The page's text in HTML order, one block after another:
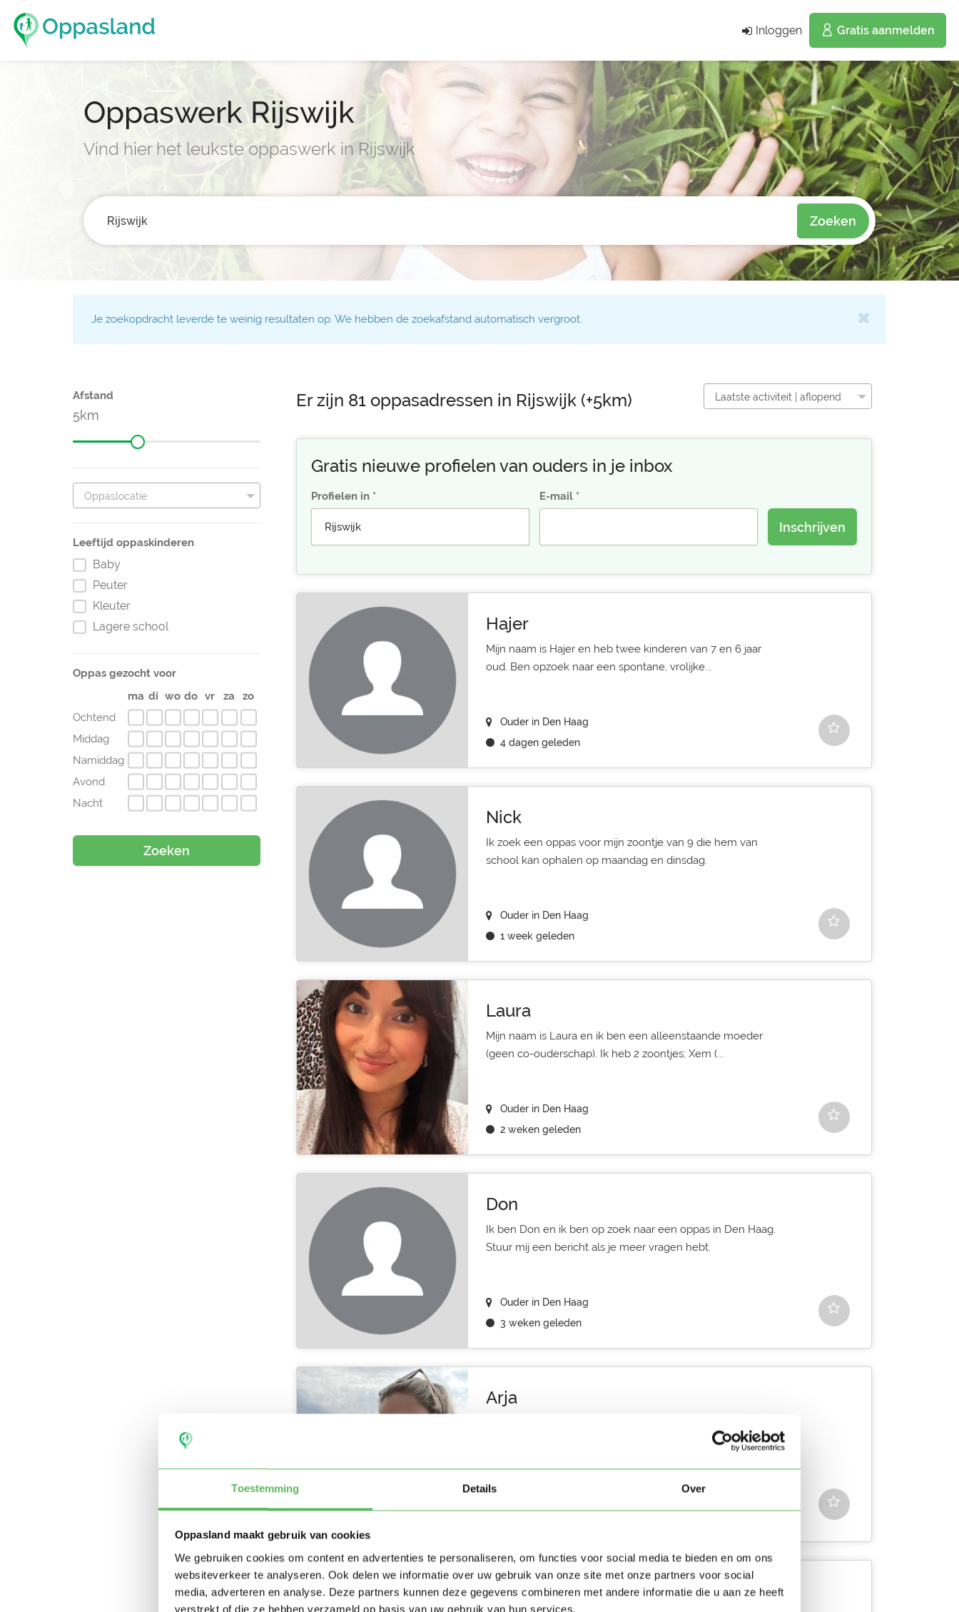
Toestemming Details Over
Oppasland maakt gebruik van cookies
We gebruiken cookies om content en advertenties te personaliseren, om functies voor social media te bieden en om ons
websiteverkeer te analyseren. Ook delen we informatie over uw gebruik van onze site met onze partners voor social
media, adverteren en analyse. Deze partners kunnen deze gegevens combineren met andere informatie die u aan ze heeft
verstrekt of die ze hebben verzameld op basis van uw gebruik van hun services.
Inloggen Gratis aanmelden
Oppaswerk Rijswijk
Vind hier het leukste oppaswerk in Rijswijk
Zoeken
Je zoekopdracht leverde te weinig resultaten op. We hebben de zoekafstand automatisch vergroot.
Afstand
5
Oppaslocatie
Leeftijd oppaskinderen
Baby
Peuter
Kleuter
Lagere school
Oppas gezocht voor
ma di wo do vr za
zo
Ochtend
Middag
Namiddag
Avond
Nacht
Zoeken
Er zijn 81 oppasadressen in Rijswijk (+5km) Laatste activiteit | aflopend
Gratis nieuwe profielen van ouders in je inbox
Profielen in E-mail
Inschrijven
Hajer
Mijn naam is Hajer en heb twee kinderen van 7 en 6 jaar
oud. Ben opzoek naar een spontane, vrolijke...
Ouder in Den Haag
4 dagen geleden
Nick
Ik zoek een oppas voor mijn zoontje van 9 die hem van
school kan ophalen op maandag en dinsdag.
Ouder in Den Haag
1 week geleden
Laura
Mijn naam is Laura en ik ben een alleenstaande moeder
(geen co-ouderschap). Ik heb 2 zoontjes; Xem (...
Ouder in Den Haag
2 weken geleden
Don
Ik ben Don en ik ben op zoek naar een oppas in Den Haag.
Stuur mij een bericht als je meer vragen hebt.
Ouder in Den Haag
3 weken geleden
Arja
oppasgezocht voor de jongste 2. Ik zoek een zelfverzeke...
Vinay